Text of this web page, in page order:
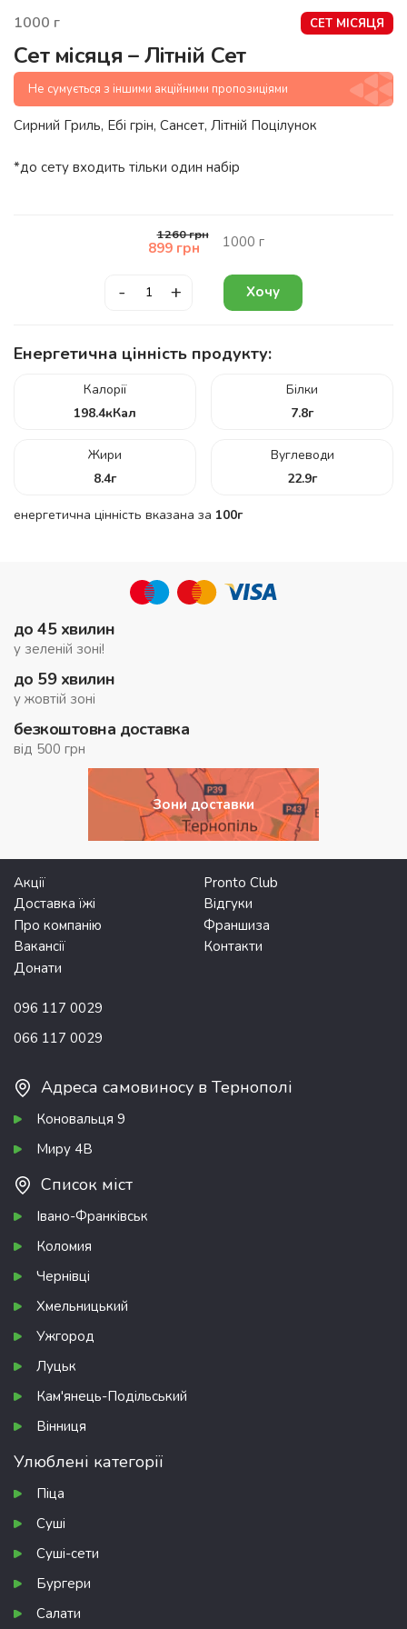
1000 г СЕТ МІСЯЦЯ
Сет місяця – Літній Сет
Не сумується з іншими акційними пропозиціями
Сирний Гриль, Ебі грін, Сансет, Літній Поцілунок
*до сету входить тільки один набір
1260грн
899грн 1000 г
- + Хочу
Енергетична цінність продукту:
Калорії
198.4кКал
Білки
7.8г
Жири
8.4г
Вуглеводи
22.9г
енергетична цінність вказана за 100г
до 45 хвилин
у зеленій зоні!
до 59 хвилин
у жовтій зоні
безкоштовна доставка
від 500 грн
Зони доставки
Акції
Pronto Club
Доставка їжі
Відгуки
Про компанію
Франшиза
Вакансії
Контакти
Донати
096 117 0029
066 117 0029
Адреса самовиносу в Тернополі
Коновальця 9
Миру 4В
Список міст
Івано-Франківськ
Коломия
Чернівці
Хмельницький
Ужгород
Луцьк
Кам'янець-Подільський
Вінниця
Улюблені категорії
Піца
Суші
Суші-сети
Бургери
Салати